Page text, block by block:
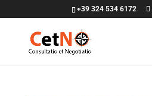
+39 324 534 6172